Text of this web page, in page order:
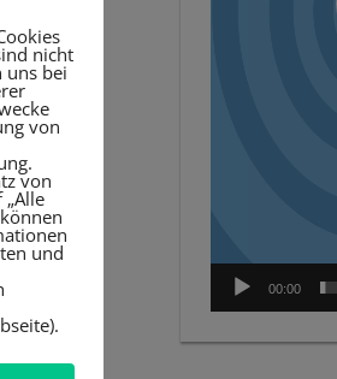
00:00
nicht
uns bei
von
von
und